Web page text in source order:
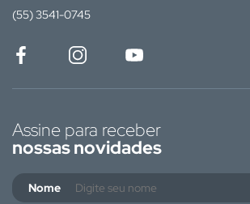
(55) 3541-0745
Assine para receber
nossas novidades
Nome